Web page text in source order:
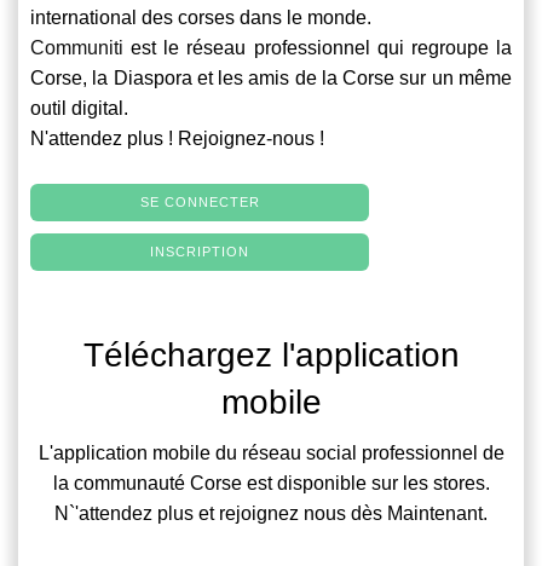
international des corses dans le monde.
Communiti est le réseau professionnel qui regroupe la
Corse, la Diaspora et les amis de la Corse sur un même
outil digital.
N'attendez plus ! Rejoignez-nous !
SE CONNECTER
INSCRIPTION
Téléchargez l'application
mobile
L'application mobile du réseau social professionnel de
la communauté Corse est disponible sur les stores.
N`'attendez plus et rejoignez nous dès Maintenant.